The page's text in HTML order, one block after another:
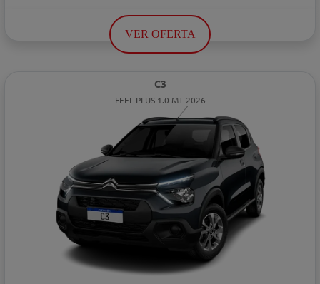
VER OFERTA
C3
FEEL PLUS 1.0 MT 2026